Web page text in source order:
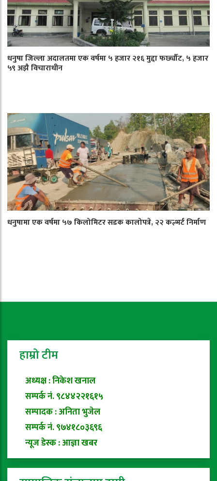
धनुषा जिल्ला अदालतमा एक वर्षमा ५ हजार २१६ मुद्दा फर्छ्यौट, ५ हजार
५९ अझै विचाराधीन
धनुषामा एक वर्षमा ५७ किलोमिटर सडक कालोपत्रे, २२ कल्भर्ट निर्माण
हाम्रो टीम
अध्यक्ष : निकेश खनाल
सम्पर्क नं. ९८४४२२१६१५
सम्पादक : अनिता भुजेल
सम्पर्क नं. ९७४१८०३६९६
न्यूज डेस्क : आज्ञा खबर